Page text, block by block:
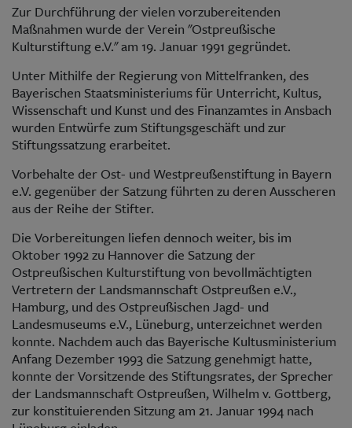
Zur Durchführung der vielen vorzubereitenden
Maßnahmen wurde der Verein "Ostpreußische
Kulturstiftung e.V." am 19. Januar 1991 gegründet.
Unter Mithilfe der Regierung von Mittelfranken, des
Bayerischen Staatsministeriums für Unterricht, Kultus,
Wissenschaft und Kunst und des Finanzamtes in Ansbach
wurden Entwürfe zum Stiftungsgeschäft und zur
Stiftungssatzung erarbeitet.
Vorbehalte der Ost- und Westpreußenstiftung in Bayern
e.V. gegenüber der Satzung führten zu deren Ausscheren
aus der Reihe der Stifter.
Die Vorbereitungen liefen dennoch weiter, bis im
Oktober 1992 zu Hannover die Satzung der
Ostpreußischen Kulturstiftung von bevollmächtigten
Vertretern der Landsmannschaft Ostpreußen e.V.,
Hamburg, und des Ostpreußischen Jagd- und
Landesmuseums e.V., Lüneburg, unterzeichnet werden
konnte. Nachdem auch das Bayerische Kultusministerium
Anfang Dezember 1993 die Satzung genehmigt hatte,
konnte der Vorsitzende des Stiftungsrates, der Sprecher
der Landsmannschaft Ostpreußen, Wilhelm v. Gottberg,
zur konstituierenden Sitzung am 21. Januar 1994 nach